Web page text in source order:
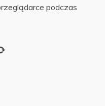
podczas